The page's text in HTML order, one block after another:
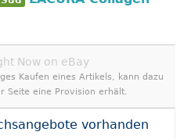
Now on eBay
Kaufen eines Artikels, kann dazu
Seite eine Provision erhält.
vorhanden